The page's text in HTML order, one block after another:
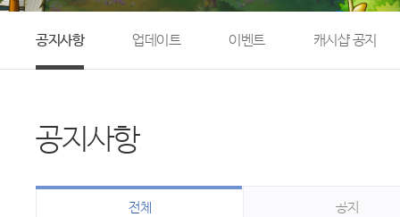
공지사항 업데이트 이벤트 캐시샵 공지
공지사항
전체 공지